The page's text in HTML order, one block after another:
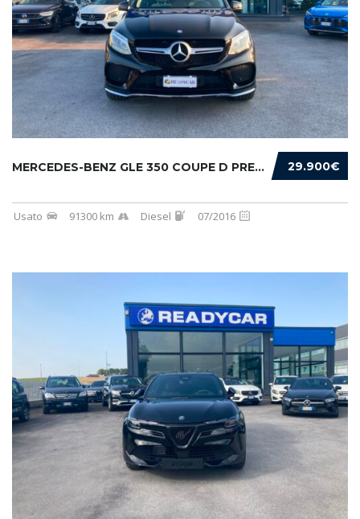
29.900€
MERCEDES-BENZ GLE 350 COUPE D PREMIUM 4MATIC...
Usato 91300 km Diesel 07/2016